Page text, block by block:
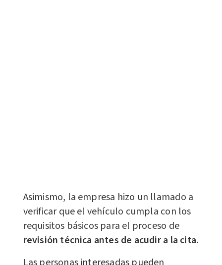
Asimismo, la empresa hizo un llamado a
verificar que el vehículo cumpla con los
requisitos básicos para el proceso de
revisión técnica antes de acudir a la cita.